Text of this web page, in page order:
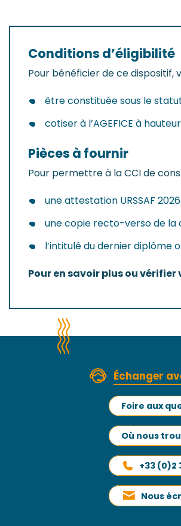
Conditions d’éligibilité
Pour bénéficier de ce dispositif,
être constituée sous le statut
cotiser à l’AGEFICE à
Pièces à fournir
Pour permettre à la CCI de
une attestation URSSAF
une copie recto-verso de la
l’intitulé du dernier diplôme
Pour en savoir plus ou
Échanger
Foire aux
Où nous
+33 (0)2
Nous